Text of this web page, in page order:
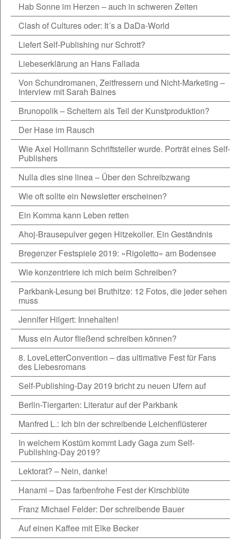
Hab Sonne im Herzen – auch in schweren Zeiten
Clash of Cultures oder: It´s a DaDa-World
Liefert Self-Publishing nur Schrott?
Liebeserklärung an Hans Fallada
Von Schundromanen, Zeitfressern und Nicht-Marketing –
Interview mit Sarah Baines
Brunopolik – Scheitern als Teil der Kunstproduktion?
Der Hase im Rausch
Wie Axel Hollmann Schriftsteller wurde. Porträt eines Self-
Publishers
Nulla dies sine linea – Über den Schreibzwang
Wie oft sollte ein Newsletter erscheinen?
Ein Komma kann Leben retten
Ahoj-Brausepulver gegen Hitzekoller. Ein Geständnis
Bregenzer Festspiele 2019: »Rigoletto« am Bodensee
Wie konzentriere ich mich beim Schreiben?
Parkbank-Lesung bei Bruthitze: 12 Fotos, die jeder sehen
muss
Jennifer Hilgert: Innehalten!
Muss ein Autor fließend schreiben können?
8. LoveLetterConvention – das ultimative Fest für Fans
des Liebesromans
Self-Publishing-Day 2019 bricht zu neuen Ufern auf
Berlin-Tiergarten: Literatur auf der Parkbank
Manfred L.: Ich bin der schreibende Leichenflüsterer
In welchem Kostüm kommt Lady Gaga zum Self-
Publishing-Day 2019?
Lektorat? – Nein, danke!
Hanami – Das farbenfrohe Fest der Kirschblüte
Franz Michael Felder: Der schreibende Bauer
Auf einen Kaffee mit Elke Becker